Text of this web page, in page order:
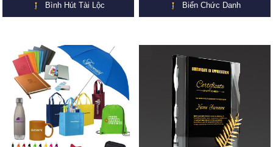
Bình Hút Tài Lộc Biển Chức Danh